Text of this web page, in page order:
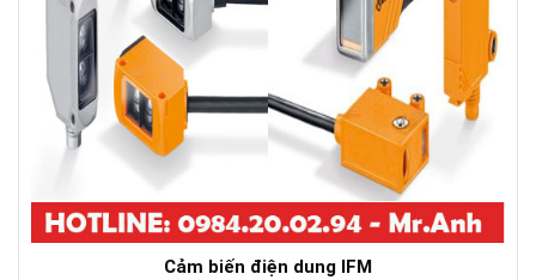
Cảm biến điện dung IFM